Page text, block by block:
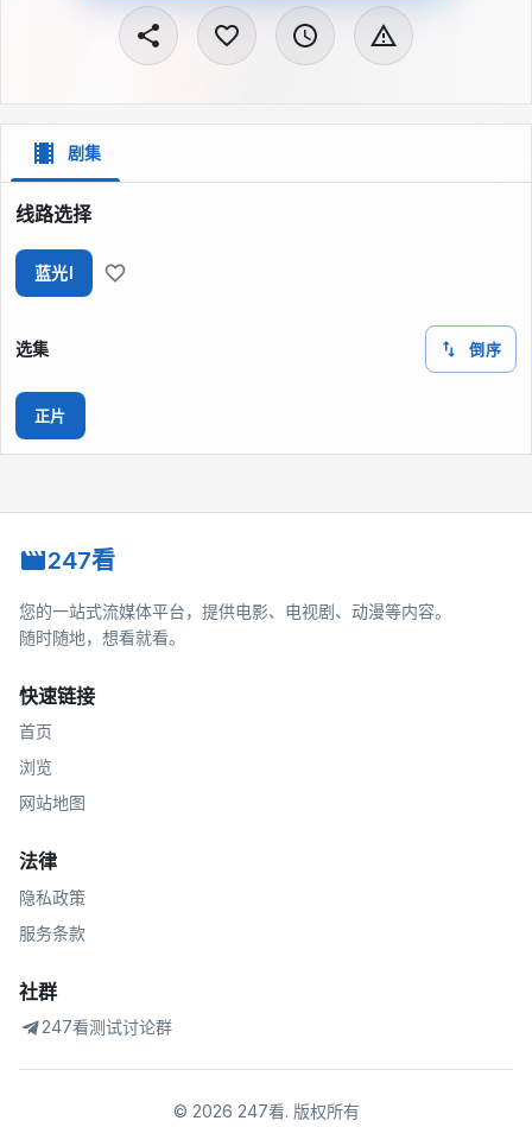
剧集
线路选择
蓝光I
选集 倒序
正片
247看
您的一站式流媒体平台，提供电影、电视剧、动漫等内容。
随时随地，想看就看。
快速链接
首页
浏览
网站地图
法律
隐私政策
服务条款
社群
247看测试讨论群
© 2026 247看. 版权所有